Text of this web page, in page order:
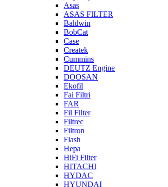
Asas
ASAS FILTER
Baldwin
BobCat
Case
Createk
Cummins
DEUTZ Engine
DOOSAN
Ekofil
Fai Filtri
FAR
Fil Filter
Filtrec
Filtron
Flash
Hepa
HiFi Filter
HITACHI
HYDAC
HYUNDAI